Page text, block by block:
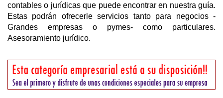
contables o jurídicas que puede encontrar en nuestra guía.
Estas podrán ofrecerle servicios tanto para negocios -
Grandes empresas o pymes- como particulares.
Asesoramiento jurídico.